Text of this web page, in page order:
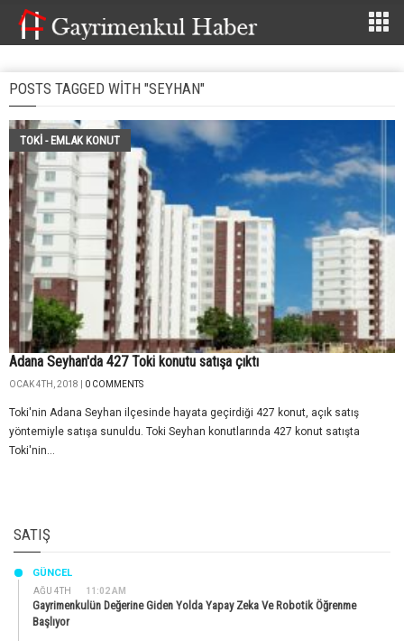
POSTS TAGGED WITH "SEYHAN"
TOKİ - EMLAK KONUT
Adana Seyhan'da 427 Toki konutu satışa çıktı
OCAK 4TH, 2018 | 0 COMMENTS
Toki'nin Adana Seyhan ilçesinde hayata geçirdiği 427 konut, açık satış
yöntemiyle satışa sunuldu. Toki Seyhan konutlarında 427 konut satışta
Toki'nin...
SATIŞ
AĞU 4TH 11:02 AM
GÜNCEL
Gayrimenkulün Değerine Giden Yolda Yapay Zeka Ve Robotik Öğrenme
Başlıyor